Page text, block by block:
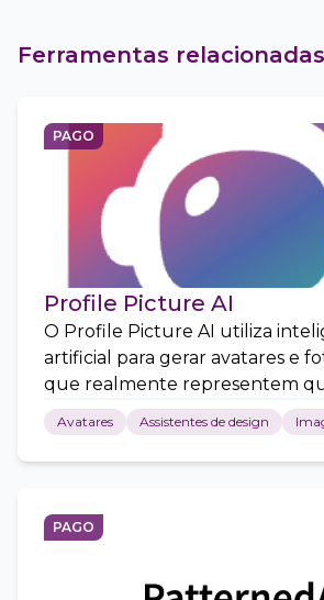
Ferramentas relacionadas
PAGO
Profile Picture AI
O Profile Picture AI utiliza
artificial para gerar avatares e
que realmente representem
Avatares Assistentes de design
PAGO